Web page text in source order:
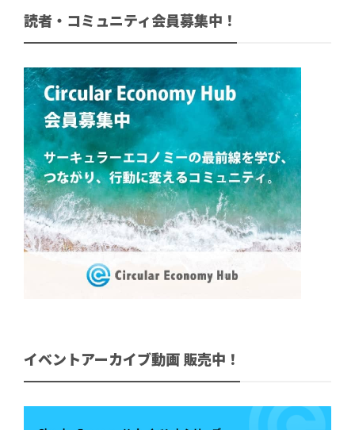
読者・コミュニティ会員募集中！
イベントアーカイブ動画 販売中！